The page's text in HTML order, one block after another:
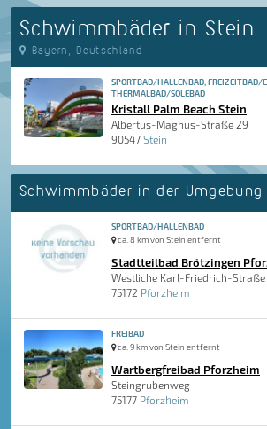
Schwimmbäder in Stein
Bayern, Deutschland
SPORTBAD/HALLENBAD, FREIZEITBAD/
THERMALBAD/SOLEBAD
Kristall Palm Beach Stein
Albertus-Magnus-Straße 29
90547 Stein
Schwimmbäder in der Umgebung
SPORTBAD/HALLENBAD
ca. 8 km von Stein entfernt
Stadtteilbad Brötzingen
Westliche Karl-Friedrich-Straße
75172 Pforzheim
FREIBAD
ca. 9 km von Stein entfernt
Wartbergfreibad Pforzheim
Steingrubenweg
75177 Pforzheim